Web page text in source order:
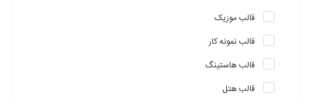
قالب موزیک
قالب نمونه کار
قالب هاستینگ
قالب هتل